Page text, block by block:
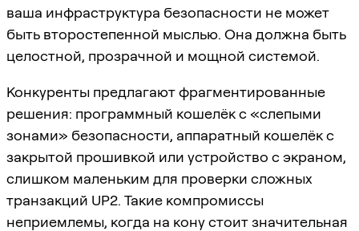
ваша инфраструктура безопасности не может
быть второстепенной мыслью. Она должна быть
целостной, прозрачной и мощной системой.
Конкуренты предлагают фрагментированные
решения: программный кошелёк с «слепыми
зонами» безопасности, аппаратный кошелёк с
закрытой прошивкой или устройство с экраном,
слишком маленьким для проверки сложных
транзакций UP2. Такие компромиссы
неприемлемы, когда на кону стоит значительная